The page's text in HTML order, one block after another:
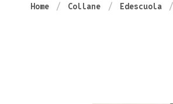
Home Collane Edescuola